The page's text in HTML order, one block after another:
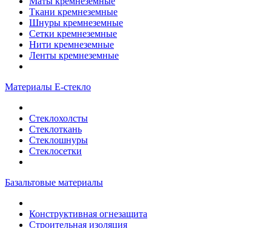
Ткани кремнеземные
Шнуры кремнеземные
Сетки кремнеземные
Нити кремнеземные
Ленты кремнеземные
Материалы Е-стекло
Стеклохолсты
Стеклоткань
Стеклошнуры
Стеклосетки
Базальтовые материалы
Конструктивная огнезащита
Строительная изоляция